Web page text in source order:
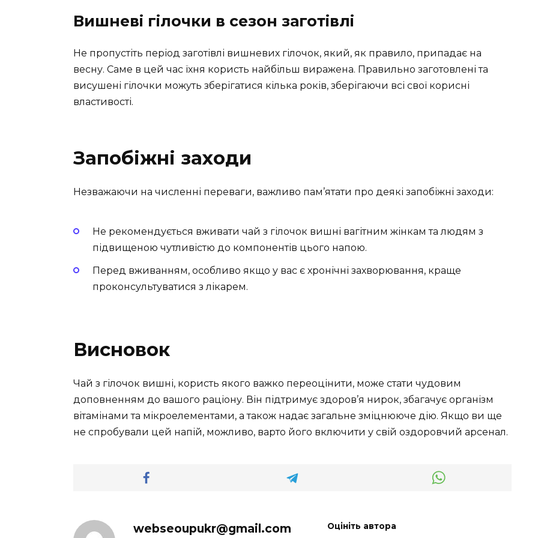
Вишневі гілочки в сезон заготівлі
Не пропустіть період заготівлі вишневих гілочок, який, як правило, припадає на
весну. Саме в цей час їхня користь найбільш виражена. Правильно заготовлені та
висушені гілочки можуть зберігатися кілька років, зберігаючи всі свої корисні
властивості.
Запобіжні заходи
Незважаючи на численні переваги, важливо пам’ятати про деякі запобіжні заходи:
Не рекомендується вживати чай з гілочок вишні вагітним жінкам та людям з
підвищеною чутливістю до компонентів цього напою.
Перед вживанням, особливо якщо у вас є хронічні захворювання, краще
проконсультуватися з лікарем.
Висновок
Чай з гілочок вишні, користь якого важко переоцінити, може стати чудовим
доповненням до вашого раціону. Він підтримує здоров’я нирок, збагачує організм
вітамінами та мікроелементами, а також надає загальне зміцнююче дію. Якщо ви ще
не спробували цей напій, можливо, варто його включити у свій оздоровчий арсенал.
webseoupukr@gmail.com Оцініть автора